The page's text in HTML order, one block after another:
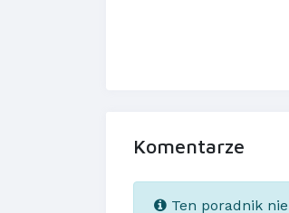
Komentarze
Ten poradnik nie